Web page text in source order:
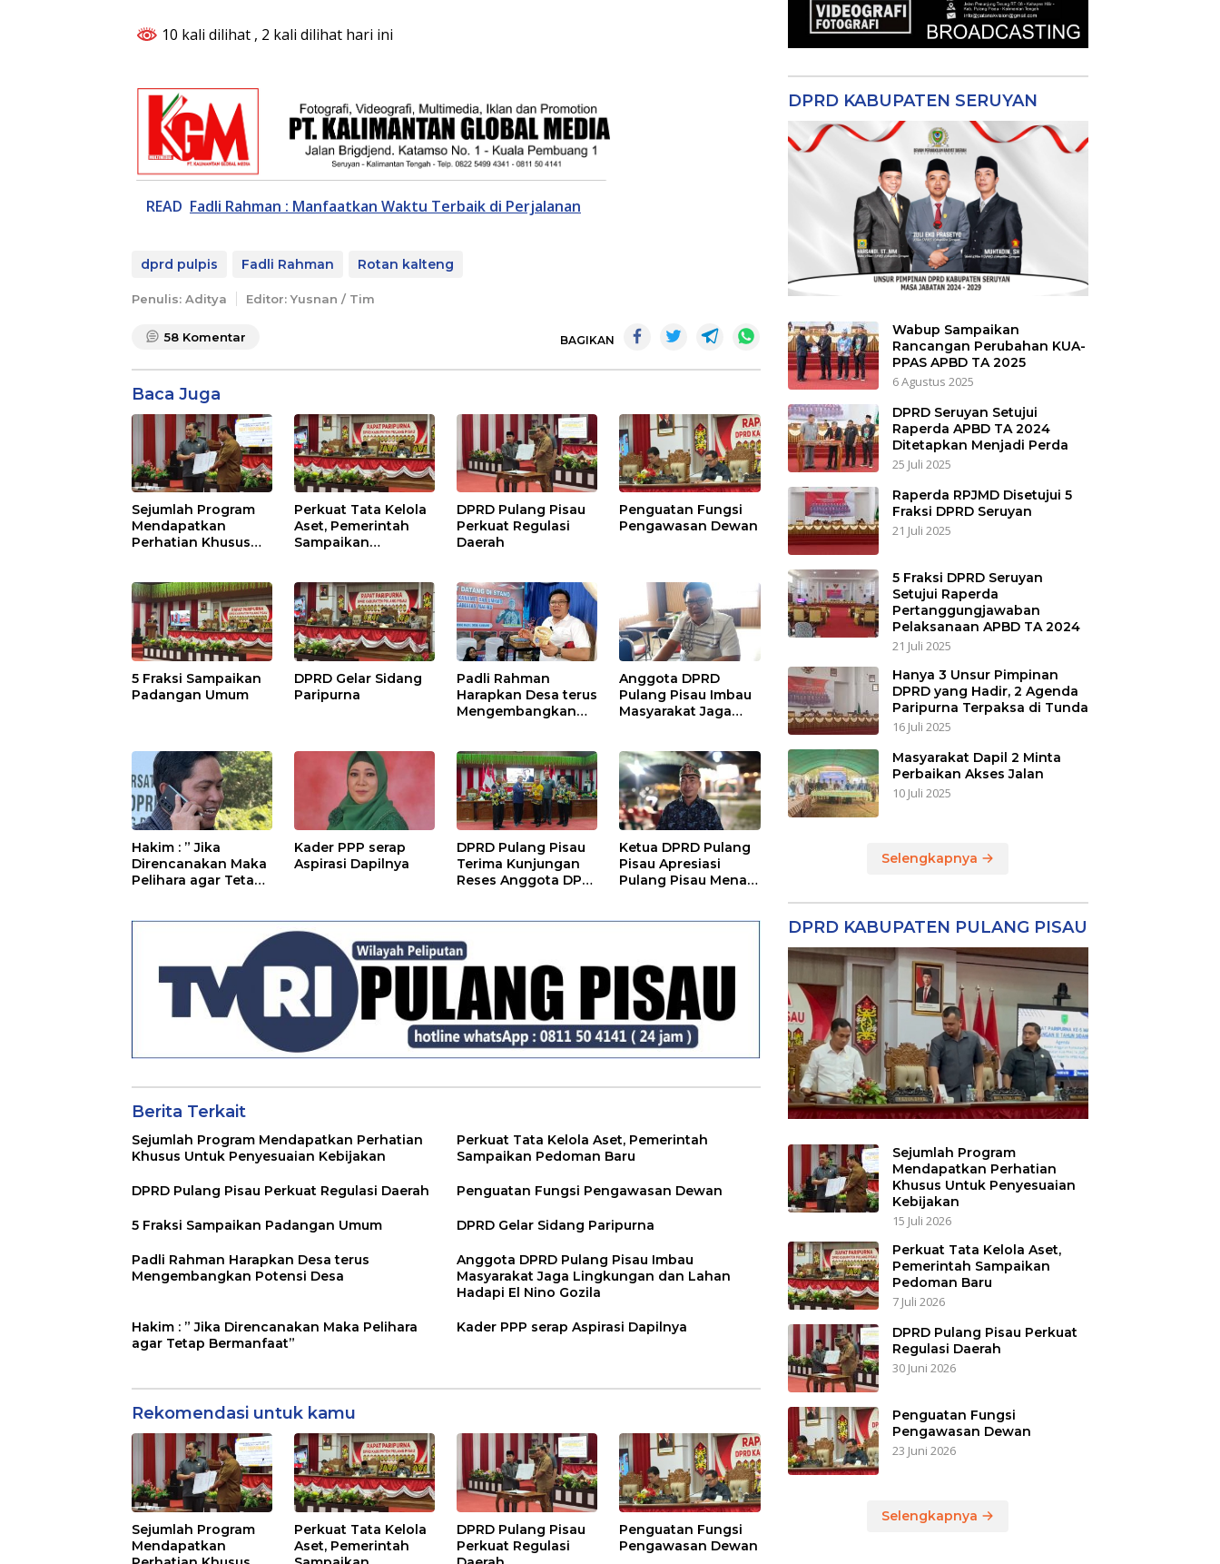
10 kali dilihat , 2 kali dilihat hari ini
READ Fadli Rahman : Manfaatkan Waktu Terbaik di Perjalanan
dprd pulpis Fadli Rahman Rotan kalteng
Penulis: Aditya Editor: Yusnan / Tim
58 Komentar BAGIKAN
Baca Juga
Sejumlah Program
Mendapatkan
Perhatian Khusus
Perkuat Tata Kelola
Aset, Pemerintah
Sampaikan
DPRD Pulang Pisau
Perkuat Regulasi
Daerah
Penguatan Fungsi
Pengawasan Dewan
5 Fraksi Sampaikan
Padangan Umum
DPRD Gelar Sidang
Paripurna
Padli Rahman
Harapkan Desa terus
Mengembangkan
Anggota DPRD
Pulang Pisau Imbau
Masyarakat Jaga
Nino Gozila
Hakim : ” Jika
Direncanakan Maka
Pelihara agar Tetap
Kader PPP serap
Aspirasi Dapilnya
DPRD Pulang Pisau
Terima Kunjungan
Reses Anggota DPD
Ketua DPRD Pulang
Pisau Apresiasi
Pulang Pisau Menari
Berita Terkait
Sejumlah Program Mendapatkan Perhatian
Khusus Untuk Penyesuaian Kebijakan
Perkuat Tata Kelola Aset, Pemerintah
Sampaikan Pedoman Baru
DPRD Pulang Pisau Perkuat Regulasi Daerah Penguatan Fungsi Pengawasan Dewan
5 Fraksi Sampaikan Padangan Umum DPRD Gelar Sidang Paripurna
Padli Rahman Harapkan Desa terus
Mengembangkan Potensi Desa
Anggota DPRD Pulang Pisau Imbau
Masyarakat Jaga Lingkungan dan Lahan
Hadapi El Nino Gozila
Hakim : ” Jika Direncanakan Maka Pelihara
agar Tetap Bermanfaat”
Kader PPP serap Aspirasi Dapilnya
Rekomendasi untuk kamu
Sejumlah Program
Mendapatkan
Perkuat Tata Kelola
Aset, Pemerintah
DPRD Pulang Pisau
Perkuat Regulasi
Penguatan Fungsi
Pengawasan Dewan
DPRD KABUPATEN SERUYAN
Wabup Sampaikan
Rancangan Perubahan KUA-
PPAS APBD TA 2025
6 Agustus 2025
DPRD Seruyan Setujui
Raperda APBD TA 2024
Ditetapkan Menjadi Perda
25 Juli 2025
Raperda RPJMD Disetujui 5
Fraksi DPRD Seruyan
21 Juli 2025
5 Fraksi DPRD Seruyan
Setujui Raperda
Pertanggungjawaban
Pelaksanaan APBD TA 2024
21 Juli 2025
Hanya 3 Unsur Pimpinan
DPRD yang Hadir, 2 Agenda
Paripurna Terpaksa di Tunda
16 Juli 2025
Masyarakat Dapil 2 Minta
Perbaikan Akses Jalan
10 Juli 2025
Selengkapnya
DPRD KABUPATEN PULANG PISAU
Sejumlah Program
Mendapatkan Perhatian
Khusus Untuk Penyesuaian
Kebijakan
15 Juli 2026
Perkuat Tata Kelola Aset,
Pemerintah Sampaikan
Pedoman Baru
7 Juli 2026
DPRD Pulang Pisau Perkuat
Regulasi Daerah
30 Juni 2026
Penguatan Fungsi
Pengawasan Dewan
23 Juni 2026
Selengkapnya